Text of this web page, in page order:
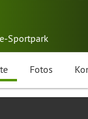
Sportpark
Fotos